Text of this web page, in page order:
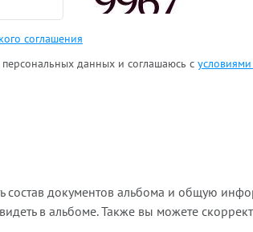
соглашения
данных и соглашаюсь с
состав документов альбома и общую
в альбоме. Также вы можете